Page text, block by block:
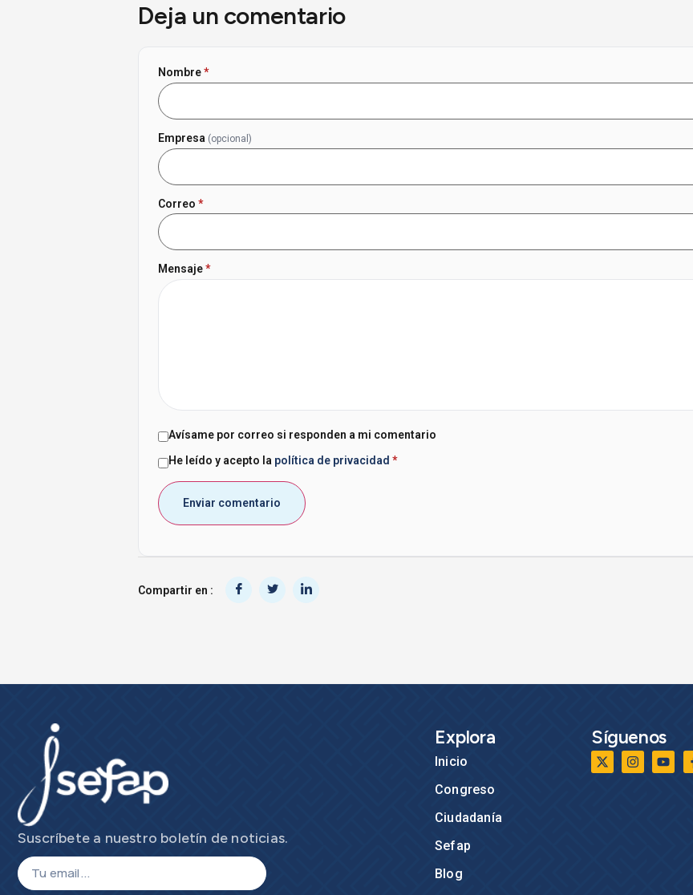
Deja un comentario
Nombre*
Empresa (opcional)
Correo *
Mensaje*
Avísame por correo si responden a mi comentario
He leído y acepto la política de privacidad *
Compartir en :
Suscríbete a nuestro boletín de noticias.
Explora
Inicio
Congreso
Ciudadanía
Sefap
Blog
Síguenos